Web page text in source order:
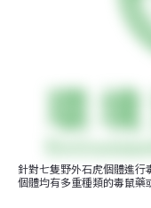
針對七隻野外石虎個體進
個體均有多重種類的毒鼠藥